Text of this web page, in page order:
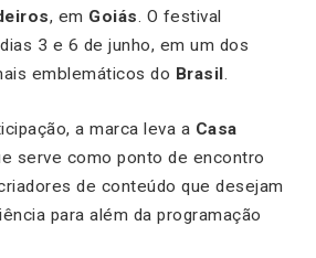
, em Goiás. O festival
3 e 6 de junho, em um dos
emblemáticos do Brasil .
a marca leva a Casa
serve como ponto de encontro
de conteúdo que desejam
para além da programação